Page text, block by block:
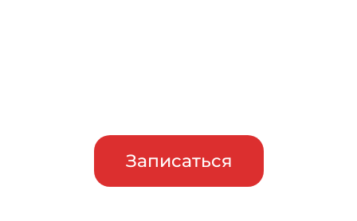
Записаться